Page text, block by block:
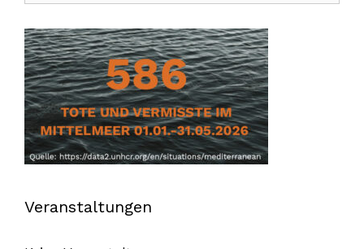
Veranstaltungen